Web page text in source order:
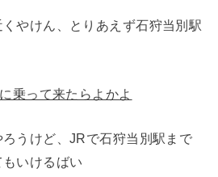
やけん、とりあえず石狩当別駅
乗って来たらよかよ
うけど、JRで石狩当別駅まで
いけるばい